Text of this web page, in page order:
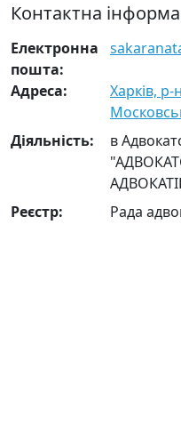
Контактна
Електронна
пошта:
Адреса:
Харків,
Діяльність:
в
Реєстр:
Рада